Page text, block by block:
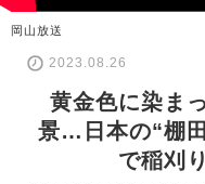
岡山放送
2023.08.26
黄金色に染ま
景…日本の“棚
で稲刈